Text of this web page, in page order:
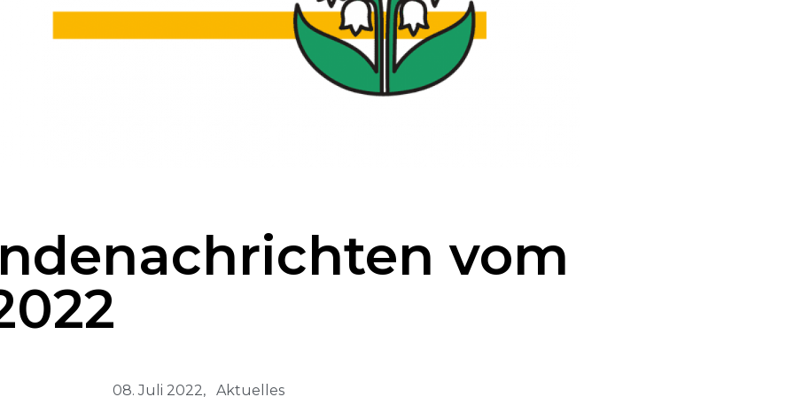
vom
08. Juli 2022, Aktuelles